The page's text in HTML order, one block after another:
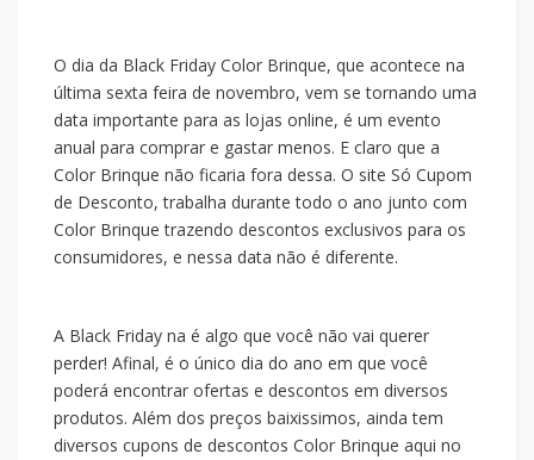
O dia da Black Friday Color Brinque, que acontece na
última sexta feira de novembro, vem se tornando uma
data importante para as lojas online, é um evento
anual para comprar e gastar menos. E claro que a
Color Brinque não ficaria fora dessa. O site Só Cupom
de Desconto, trabalha durante todo o ano junto com
Color Brinque trazendo descontos exclusivos para os
consumidores, e nessa data não é diferente.
A Black Friday na é algo que você não vai querer
perder! Afinal, é o único dia do ano em que você
poderá encontrar ofertas e descontos em diversos
produtos. Além dos preços baixissimos, ainda tem
diversos cupons de descontos Color Brinque aqui no